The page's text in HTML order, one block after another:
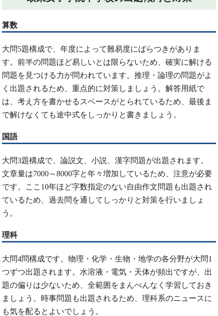
算数
大問5題構成で、年度によって難易度にばらつきがありま
す。前半の問題ほど易しいとは限らないため、確実に解ける
問題を見つける力が問われています。推理・論理の問題がよ
く出題されるため、重点的に対策しましょう。解答用紙で
は、考え方を書かせるスペースがとられているため、最後ま
で解けなくても途中式をしっかりと書きましょう。
国語
大問3題構成で、論説文、小説、漢字問題が出題されます。
文章量は7000～8000字と年々増加しているため、注意が必要
です。ここ10年ほど字数指定のない自由作文問題も出題され
ているため、過去問を通してしっかりと対策を行いましょ
う。
理科
大問4問構成です。物理・化学・生物・地学の各分野が大問1
つずつ出題されます。水溶液・電気・天体が頻出ですが、出
題の偏りは少ないため、全範囲をまんべんなく学習しておき
ましょう。時事問題も出題されるため、理科系のニュースに
も気を配るとよいでしょう。